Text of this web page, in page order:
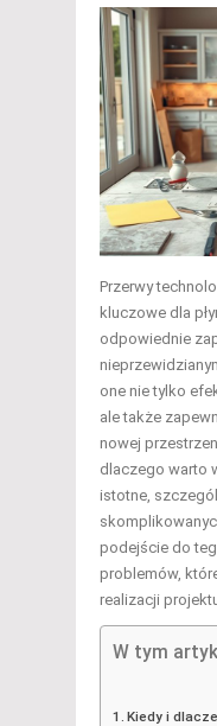
Przerwy
kluczowe dla
odpowiednie
one nie tylko
ale także
nowej
dlaczego warto
istotne,
podejście do
problemów,
realizacji
W tym
Kiedy i